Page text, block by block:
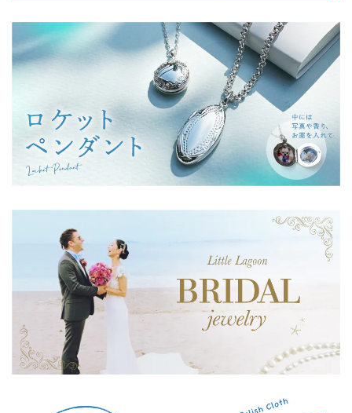
ッフ一同心よりお待ち申し上げております。こ
ちらのイニシャルTOPと共に、いらしてくださ
ーい！たくさん楽しんで下さいね！ありがとう
Lagoon Original ラウンド イニシャル ペンダント
Lagoon Original ラウンド イニシャル ペンダント
2025/09/25
こちらは娘用にオーダーしました♪コロンとしてしっかりと
した重みもあり、なんとも可愛らしいお品で色んなネックレ
スに合わせ易く娘も気に入ってくれたので嬉しかったです
(^O^)
ます。小さめですが、高さがあるのが使いやす